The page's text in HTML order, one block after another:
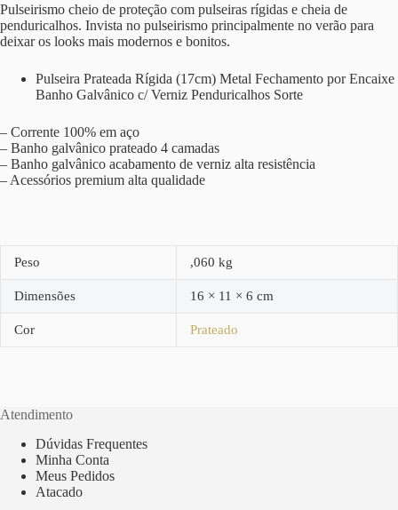
Pulseirismo cheio de proteção com pulseiras rígidas e cheia de
penduricalhos. Invista no pulseirismo principalmente no verão para
deixar os looks mais modernos e bonitos.
Pulseira Prateada Rígida (17cm) Metal Fechamento por Encaixe
Banho Galvânico c/ Verniz Penduricalhos Sorte
– Corrente 100% em aço
– Banho galvânico prateado 4 camadas
– Banho galvânico acabamento de verniz alta resistência
– Acessórios premium alta qualidade
Peso ,060 kg
Dimensões 16 × 11 × 6 cm
Cor Prateado
Atendimento
Dúvidas Frequentes
Minha Conta
Meus Pedidos
Atacado